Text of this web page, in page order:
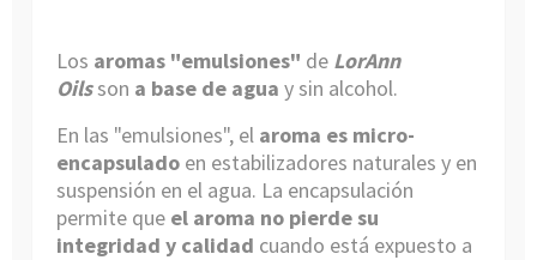
Los aromas "emulsiones" de LorAnn
Oilsson a base de agua y sin alcohol.
En las "emulsiones", el aroma es micro-
encapsulado en estabilizadores naturales y en
suspensión en el agua. La encapsulación
permite que el aroma no pierde su
integridad y calidad cuando está expuesto a